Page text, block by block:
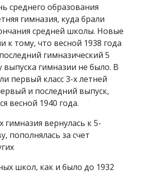
среднего образования
гимназия, куда брали
средней школы. Новые
к тому, что весной 1938 года
гимназический 5
выпуска гимназии не было. В
первый класс 3-х летней
и последний выпуск,
весной 1940 года.
гимназия вернулась к 5-
пополнялась за счет
школ, как и было до 1932